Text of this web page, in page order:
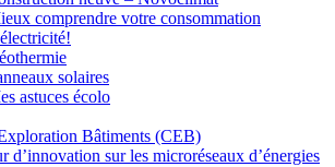
comprendre votre consommation
solaires
astuces écolo
Bâtiments (CEB)
d’innovation sur les microréseaux d’énergies